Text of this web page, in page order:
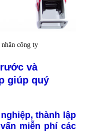
công ty
và
giúp quý
thành lập
miễn phí các